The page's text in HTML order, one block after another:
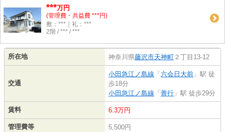
***万円
(管理費・共益費 ***円)
敷：***｜礼：***
2階 / *** / ***
所在地 神奈川県藤沢市天神町 ２丁目13-12
交通
小田急江ノ島線 「 六会日大前 」駅 徒
歩18分
小田急江ノ島線 「 善行 」駅 徒歩29分
賃料 6.3万円
管理費等 5,500円